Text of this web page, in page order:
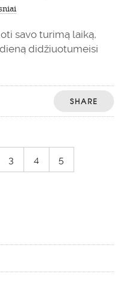
savo turimą laiką,
didžiuotumeisi
SHARE
3 4 5